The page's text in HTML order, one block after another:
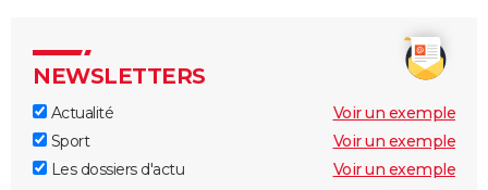
NEWSLETTERS
Actualité
Voir un exemple
Sport
Voir un exemple
Les dossiers d'actu
Voir un exemple